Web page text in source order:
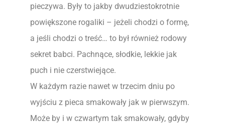
pieczywa. Były to jakby dwudziestokrotnie
powiększone rogaliki – jeżeli chodzi o formę,
a jeśli chodzi o treść… to był również rodowy
sekret babci. Pachnące, słodkie, lekkie jak
puch i nie czerstwiejące.
W każdym razie nawet w trzecim dniu po
wyjściu z pieca smakowały jak w pierwszym.
Może by i w czwartym tak smakowały, gdyby